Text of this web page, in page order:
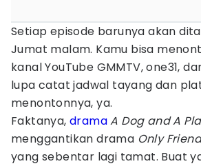
Setiap episode barunya akan
Jumat malam. Kamu bisa
kanal YouTube GMMTV, one31,
lupa catat jadwal tayang dan
menontonnya, ya.
Faktanya,dramaA Dog and A
menggantikan drama Only
yang sebentar lagi tamat. Buat